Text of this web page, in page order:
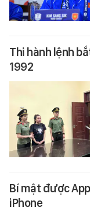
Thi hành lệnh
1992
Bí mật được
iPhone